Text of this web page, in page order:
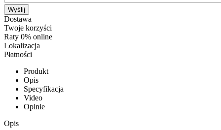
Wyślij
Dostawa
Twoje korzyści
Raty 0% online
Lokalizacja
Płatności
Produkt
Opis
Specyfikacja
Video
Opinie
Opis